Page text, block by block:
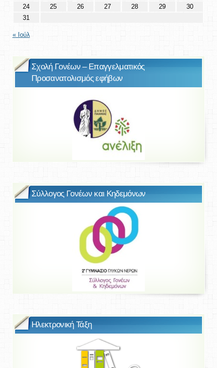
24
25 26 27 28 29
30
31
« Ιούλ
Σχολή Γονέων – Επαγγελματικός
Προσανατολισμός εφήβων
Σύλλογος Γονέων και Κηδεμόνων
Ηλεκτρονική Τάξη